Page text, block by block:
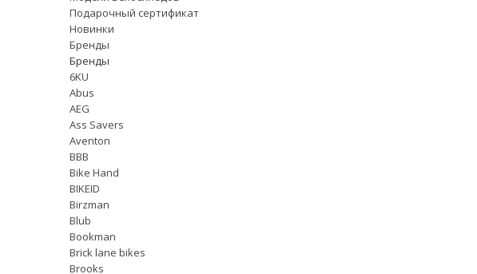
Подарочный сертификат
Новинки
Бренды
Бренды
6KU
Abus
AEG
Ass Savers
Aventon
BBB
Bike Hand
BIKEID
Birzman
Blub
Bookman
Brick lane bikes
Brooks